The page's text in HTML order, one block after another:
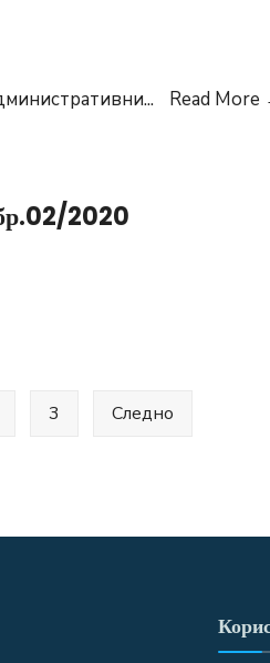
... Read More
бр.02/2020
3 Следно